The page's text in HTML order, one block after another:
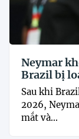
Neymar
Brazil bị
Sau khi
2026,
mắt và...